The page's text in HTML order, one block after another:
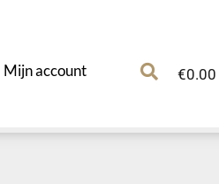
Mijn account
€0.00